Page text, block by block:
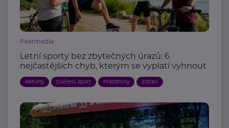
Pearmedia
Letní sporty bez zbytečných úrazů: 6
nejčastějších chyb, kterým se vyplatí vyhnout
Aktivity Cvičení, sport Prázdniny Zdraví